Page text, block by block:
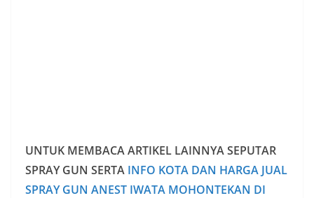
UNTUK MEMBACA ARTIKEL LAINNYA SEPUTAR
SPRAY GUN SERTA INFO KOTA DAN HARGA JUAL
SPRAY GUN ANEST IWATA MOHONTEKAN DI